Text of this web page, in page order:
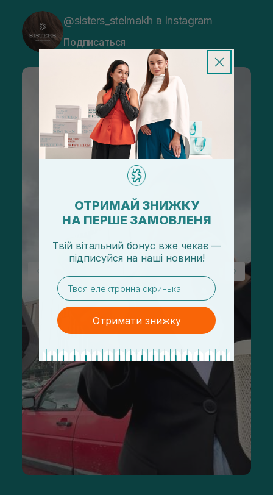
@sisters_stelmakh в Instagram
Подписаться
ОТРИМАЙ ЗНИЖКУ
НА ПЕРШЕ ЗАМОВЛЕНЯ
Твій вітальний бонус вже чекає —
підписуйся на наші новини!
email
Отримати знижку